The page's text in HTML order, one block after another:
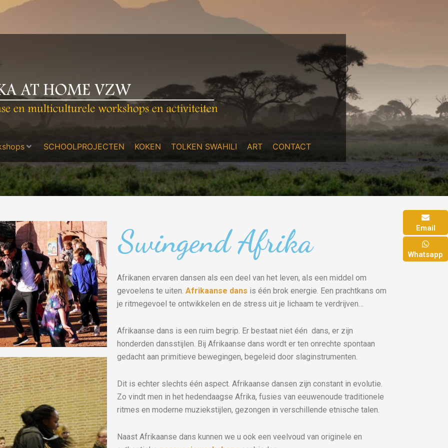
Email
SCHOOLPROJECTEN KOKEN TOLKEN SWAHILI ART CONTACT
Whatsapp
Swingend Afrika
Afrikanen ervaren dansen als een deel van het leven, als een middel om
gevoelens te uiten. Afrikaanse dans is één brok energie. Een prachtkans om
je ritmegevoel te ontwikkelen en de stress uit je lichaam te verdrijven…
Afrikaanse dans is een ruim begrip. Er bestaat niet één dans, er zijn
honderden dansstijlen. Bij Afrikaanse dans wordt er ten onrechte spontaan
gedacht aan primitieve bewegingen, begeleid door slaginstrumenten.
Dit is echter slechts één aspect. Afrikaanse dansen zijn constant in evolutie.
Zo vindt men in het hedendaagse Afrika, fusies van eeuwenoude traditionele
ritmes en moderne muziekstijlen, gezongen in verschillende etnische talen.
Naast Afrikaanse dans kunnen we u ook een veelvoud van originele en